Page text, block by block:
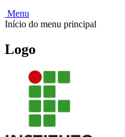
Menu
Início do menu principal
Logo